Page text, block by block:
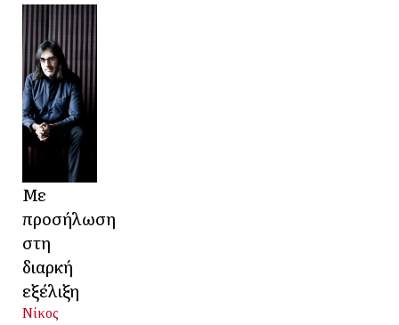
Με
προσήλωση
στη
διαρκή
εξέλιξη
Νίκος